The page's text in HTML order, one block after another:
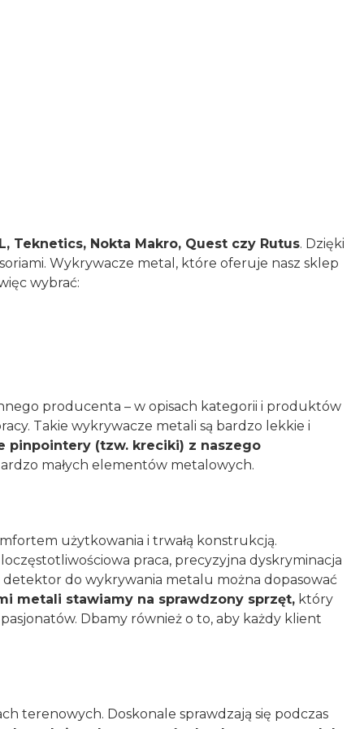
Teknetics, Nokta Makro, Quest czy Rutus. Dzięki
Wykrywacze metal, które oferuje nasz sklep
wybrać:
producenta – w opisach kategorii i produktów
Takie wykrywacze metali są bardzo lekkie i
pinpointery (tzw. kreciki) z naszego
małych elementów metalowych.
użytkowania i trwałą konstrukcją.
praca, precyzyjna dyskryminacja
do wykrywania metalu można dopasować
metali stawiamy na sprawdzony sprzęt, który
Dbamy również o to, aby każdy klient
terenowych. Doskonale sprawdzają się podczas